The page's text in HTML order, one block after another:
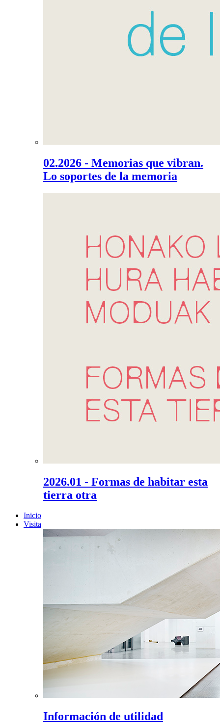
02.2026 - Memorias que vibran.
Lo soportes de la memoria
2026.01 - Formas de habitar esta
tierra otra
Inicio
Visita
Información de utilidad